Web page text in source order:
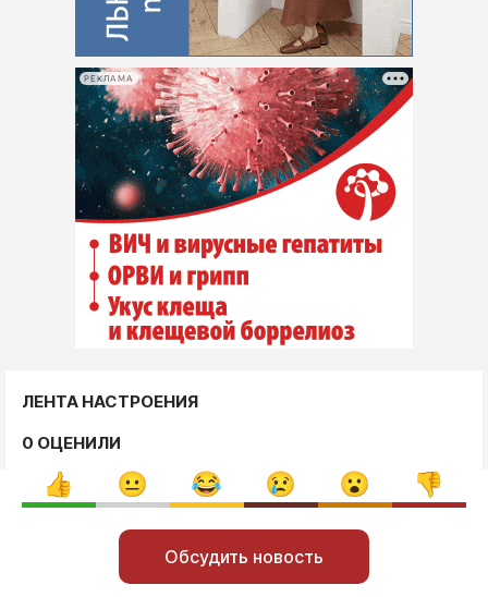
РЕКЛАМА
ЛЕНТА НАСТРОЕНИЯ
0 ОЦЕНИЛИ
Обсудить новость